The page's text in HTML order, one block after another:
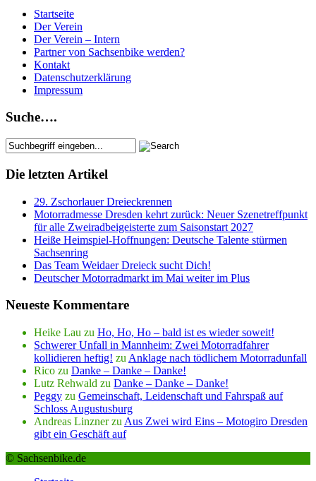
Startseite
Der Verein
Der Verein – Intern
Partner von Sachsenbike werden?
Kontakt
Datenschutzerklärung
Impressum
Suche….
Die letzten Artikel
29. Zschorlauer Dreieckrennen
Motorradmesse Dresden kehrt zurück: Neuer Szenetreffpunkt
für alle Zweiradbeigeisterte zum Saisonstart 2027
Heiße Heimspiel-Hoffnungen: Deutsche Talente stürmen
Sachsenring
Das Team Weidaer Dreieck sucht Dich!
Deutscher Motorradmarkt im Mai weiter im Plus
Neueste Kommentare
Heike Lau zu Ho, Ho, Ho – bald ist es wieder soweit!
Schwerer Unfall in Mannheim: Zwei Motorradfahrer
kollidieren heftig! zu Anklage nach tödlichem Motorradunfall
Rico zu Danke – Danke – Danke!
Lutz Rehwald zu Danke – Danke – Danke!
Peggy zu Gemeinschaft, Leidenschaft und Fahrspaß auf
Schloss Augustusburg
Andreas Linznerzu Aus Zwei wird Eins – Motogiro Dresden
gibt ein Geschäft auf
© Sachsenbike.de